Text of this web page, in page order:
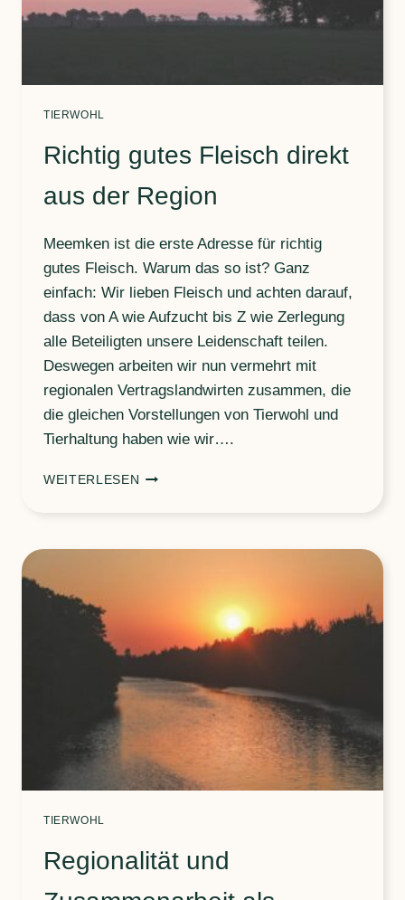
TIERWOHL
Richtig gutes Fleisch direkt
aus der Region
Meemken ist die erste Adresse für richtig
gutes Fleisch. Warum das so ist? Ganz
einfach: Wir lieben Fleisch und achten darauf,
dass von A wie Aufzucht bis Z wie Zerlegung
alle Beteiligten unsere Leidenschaft teilen.
Deswegen arbeiten wir nun vermehrt mit
regionalen Vertragslandwirten zusammen, die
die gleichen Vorstellungen von Tierwohl und
Tierhaltung haben wie wir….
WEITERLESEN RICHTIG
AUS
TIERWOHL
Regionalität und